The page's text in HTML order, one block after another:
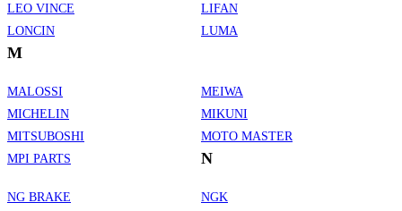
LEO VINCE
LIFAN
LONCIN
LUMA
M
MALOSSI
MEIWA
MICHELIN
MIKUNI
MITSUBOSHI
MOTO MASTER
MPI PARTS
N
NG BRAKE
NGK